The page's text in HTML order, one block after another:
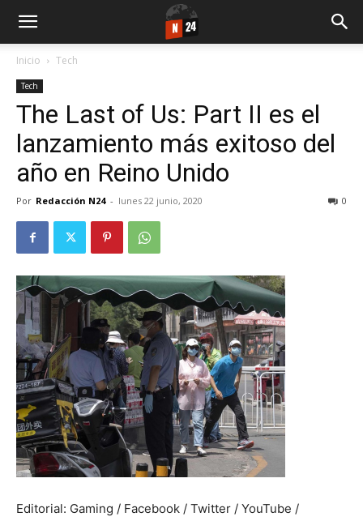
Inicio Tech
Tech
The Last of Us: Part II es el
lanzamiento más exitoso del
año en Reino Unido
Por Redacción N24 - lunes 22 junio, 2020 0
Editorial: Gaming / Facebook / Twitter / YouTube /